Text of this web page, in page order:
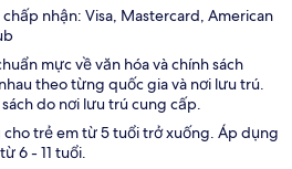
nhận: Visa, Mastercard, American
mực về văn hóa và chính sách
theo từng quốc gia và nơi lưu trú.
do nơi lưu trú cung cấp.
cho trẻ em từ 5 tuổi trở xuống. Áp dụng
6 - 11 tuổi.